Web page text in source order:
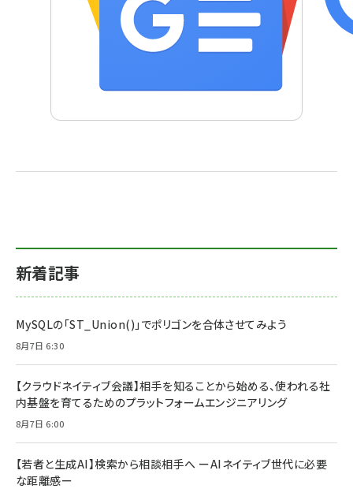
新着記事
MySQLの「ST_Union()」でポリゴンを合体させてみよう
8月7日 6:30
【クラウドネイティブ会議】相手を知ることから始める、使われる社
内基盤を育てるためのプラットフォームエンジニアリング
8月7日 6:00
【若者と生成AI】検索から相談相手へ ーAIネイティブ世代に必要
な距離感ー